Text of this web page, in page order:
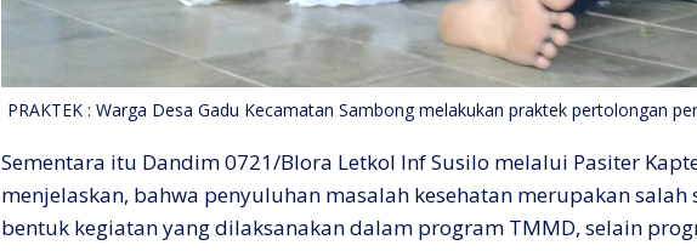
PRAKTEK : Warga Desa Gadu Kecamatan Sambong melakukan praktek pertolongan
Sementara itu Dandim 0721/Blora Letkol Inf Susilo melalui Pasiter
menjelaskan, bahwa penyuluhan masalah kesehatan merupakan
bentuk kegiatan yang dilaksanakan dalam program TMMD, selain